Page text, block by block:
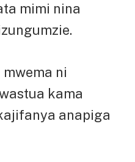
mimi nina
ni
kama
anapiga